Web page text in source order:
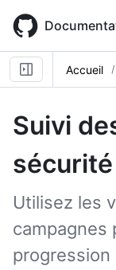
main
content
Accueil
Suivi
sécurité
Utilisez les
campagnes